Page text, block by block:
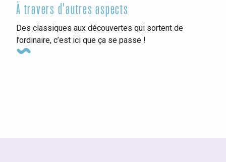
À travers d'autres aspects
Des classiques aux découvertes qui sortent de
l’ordinaire, c’est ici que ça se passe !